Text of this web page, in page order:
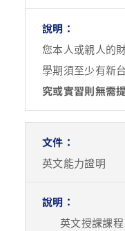
您本人或親人的
學期須至少有新
究或實習則無需
英文能力證明
英文授課課